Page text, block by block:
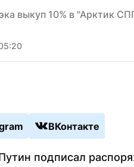
выкуп 10% в "Арктик
ВКонтакте
подписал